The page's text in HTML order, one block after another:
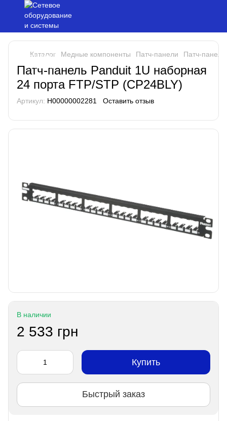
Каталог Медные компоненты Патч-панели Патч-
Патч-панель Panduit 1U наборная
24 порта FTP/STP (CP24BLY)
Артикул: H00000002281 Оставить отзыв
В наличии
2 533 грн
Купить
Быстрый заказ